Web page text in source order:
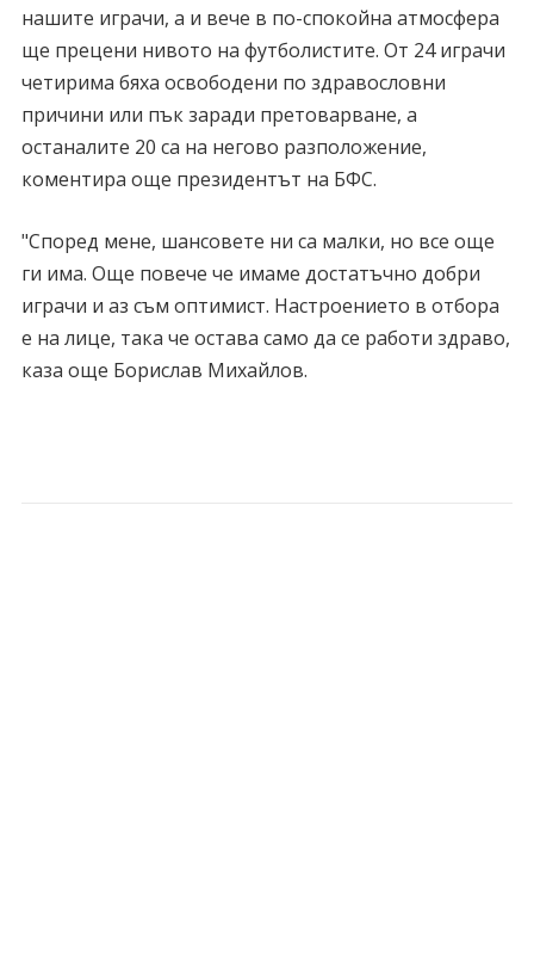
нашите играчи, а и вече в по-спокойна атмосфера
ще прецени нивото на футболистите. От 24 играчи
четирима бяха освободени по здравословни
причини или пък заради претоварване, а
останалите 20 са на негово разположение,
коментира още президентът на БФС.
"Според мене, шансовете ни са малки, но все още
ги има. Още повече че имаме достатъчно добри
играчи и аз съм оптимист. Настроението в отбора
е на лице, така че остава само да се работи здраво,
каза още Борислав Михайлов.